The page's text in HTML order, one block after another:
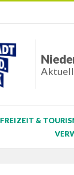
FREIZEIT &